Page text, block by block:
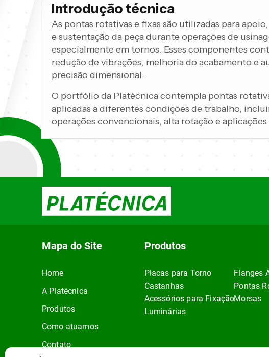
Introdução técnica
As pontas rotativas e fixas são utilizadas para
e sustentação da peça durante operações de
especialmente em tornos. Esses componentes
redução de vibrações, melhoria do acabamento e
precisão dimensional.
O portfólio da Platécnica contempla pontas
aplicadas a diferentes condições de trabalho,
operações convencionais, alta rotação e
Mapa do Site
Home
A Platécnica
Produtos
Como atuamos
Contato
Produtos
Placas para Torno
Flanges
Castanhas
Pontas
Acessórios para FixaçãoMorsas
Luminárias